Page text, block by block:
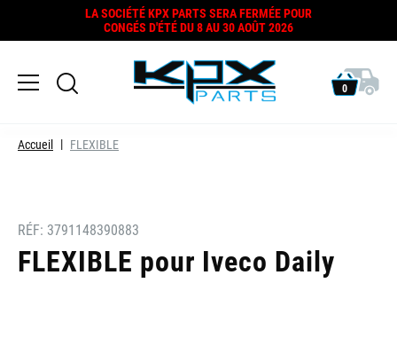
LA SOCIÉTÉ KPX PARTS SERA FERMÉE POUR
CONGÉS D'ÉTÉ DU 8 AU 30 AOÛT 2026
0
Accueil FLEXIBLE
RÉF: 3791148390883
FLEXIBLE pour Iveco Daily